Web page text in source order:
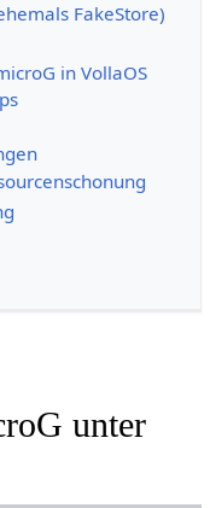
FakeStore)
in VollaOS
unter